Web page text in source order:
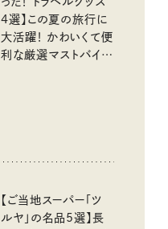
4選】この夏の旅行に
大活躍！ かわいくて便
利な厳選マストバイア
【ご当地スーパー「ツ
ルヤ」の名品5選】長